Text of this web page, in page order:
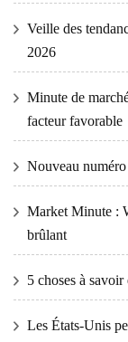
Veille des
2026
Minute de
facteur favorable
Nouveau
Market Minute :
brûlant
5 choses à
Les États-Unis